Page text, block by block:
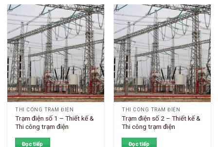
THI CÔNG TRẠM ĐIỆN
Trạm điện số 1 – Thiết kế &
Thi công trạm điện
Đọc tiếp
THI CÔNG TRẠM ĐIỆN
Trạm điện số 2 – Thiết kế &
Thi công trạm điện
Đọc tiếp